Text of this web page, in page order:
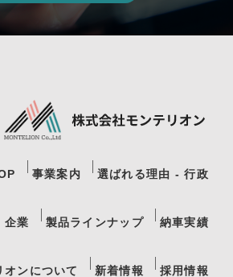
事業案内 選ばれる理由 - 行政
企業 製品ラインナップ 納車実績
オンについて 新着情報 採用情報